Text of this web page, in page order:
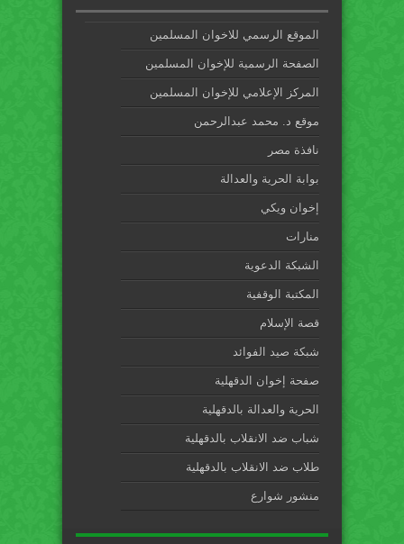
الموقع الرسمي للاخوان المسلمين
الصفحة الرسمية للإخوان المسلمين
المركز الإعلامي للإخوان المسلمين
موقع د. محمد عبدالرحمن
نافذة مصر
بوابة الحرية والعدالة
إخوان ويكي
منارات
الشبكة الدعوية
المكتبة الوقفية
قصة الإسلام
شبكة صيد الفوائد
صفحة إخوان الدقهلية
الحرية والعدالة بالدقهلية
شباب ضد الانقلاب بالدقهلية
طلاب ضد الانقلاب بالدقهلية
منشور شوارع